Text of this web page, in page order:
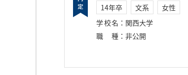
14年卒 文系
女性
学校名 ： 関西大学
職種 ： 非公開